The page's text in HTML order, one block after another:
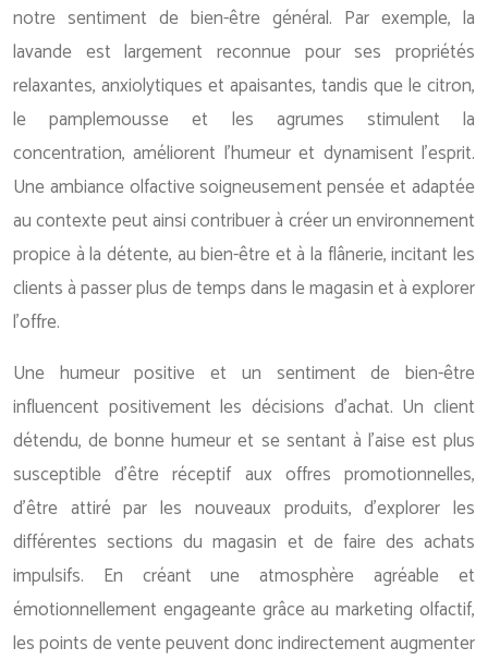
notre sentiment de bien-être général. Par exemple, la
lavande est largement reconnue pour ses propriétés
relaxantes, anxiolytiques et apaisantes, tandis que le citron,
le pamplemousse et les agrumes stimulent la
concentration, améliorent l’humeur et dynamisent l’esprit.
Une ambiance olfactive soigneusement pensée et adaptée
au contexte peut ainsi contribuer à créer un environnement
propice à la détente, au bien-être et à la flânerie, incitant les
clients à passer plus de temps dans le magasin et à explorer
l’offre.
Une humeur positive et un sentiment de bien-être
influencent positivement les décisions d’achat. Un client
détendu, de bonne humeur et se sentant à l’aise est plus
susceptible d’être réceptif aux offres promotionnelles,
d’être attiré par les nouveaux produits, d’explorer les
différentes sections du magasin et de faire des achats
impulsifs. En créant une atmosphère agréable et
émotionnellement engageante grâce au marketing olfactif,
les points de vente peuvent donc indirectement augmenter